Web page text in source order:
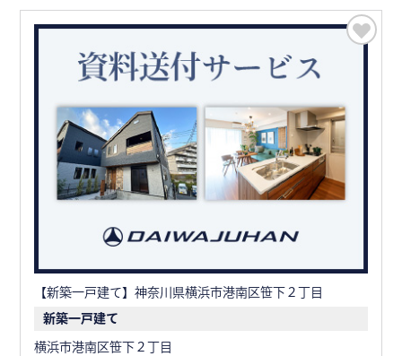
【新築一戸建て】神奈川県横浜市港南区笹下２丁目
新築一戸建て
横浜市港南区笹下２丁目